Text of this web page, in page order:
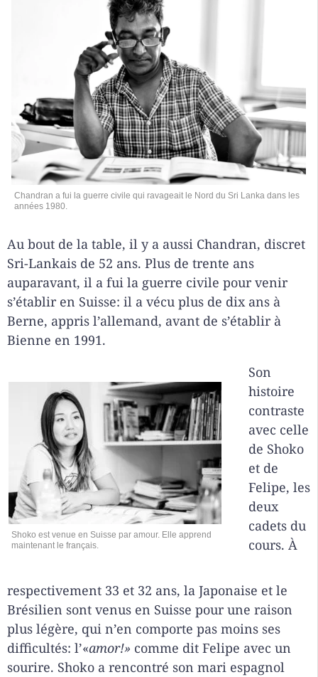
Chandran a fui la guerre civile qui ravageait le Nord du Sri Lanka dans les
années 1980.
Au bout de la table, il y a aussi Chandran, discret
Sri-Lankais de 52 ans. Plus de trente ans
auparavant, il a fui la guerre civile pour venir
s’établir en Suisse: il a vécu plus de dix ans à
Berne, appris l’allemand, avant de s’établir à
Bienne en 1991.
Shoko est venue en Suisse par amour. Elle apprend
maintenant le français.
Son
histoire
contraste
avec celle
de Shoko
et de
Felipe, les
deux
cadets du
cours. À
respectivement 33 et 32 ans, la Japonaise et le
Brésilien sont venus en Suisse pour une raison
plus légère, qui n’en comporte pas moins ses
difficultés: l’«amor!» comme dit Felipe avec un
sourire. Shoko a rencontré son mari espagnol